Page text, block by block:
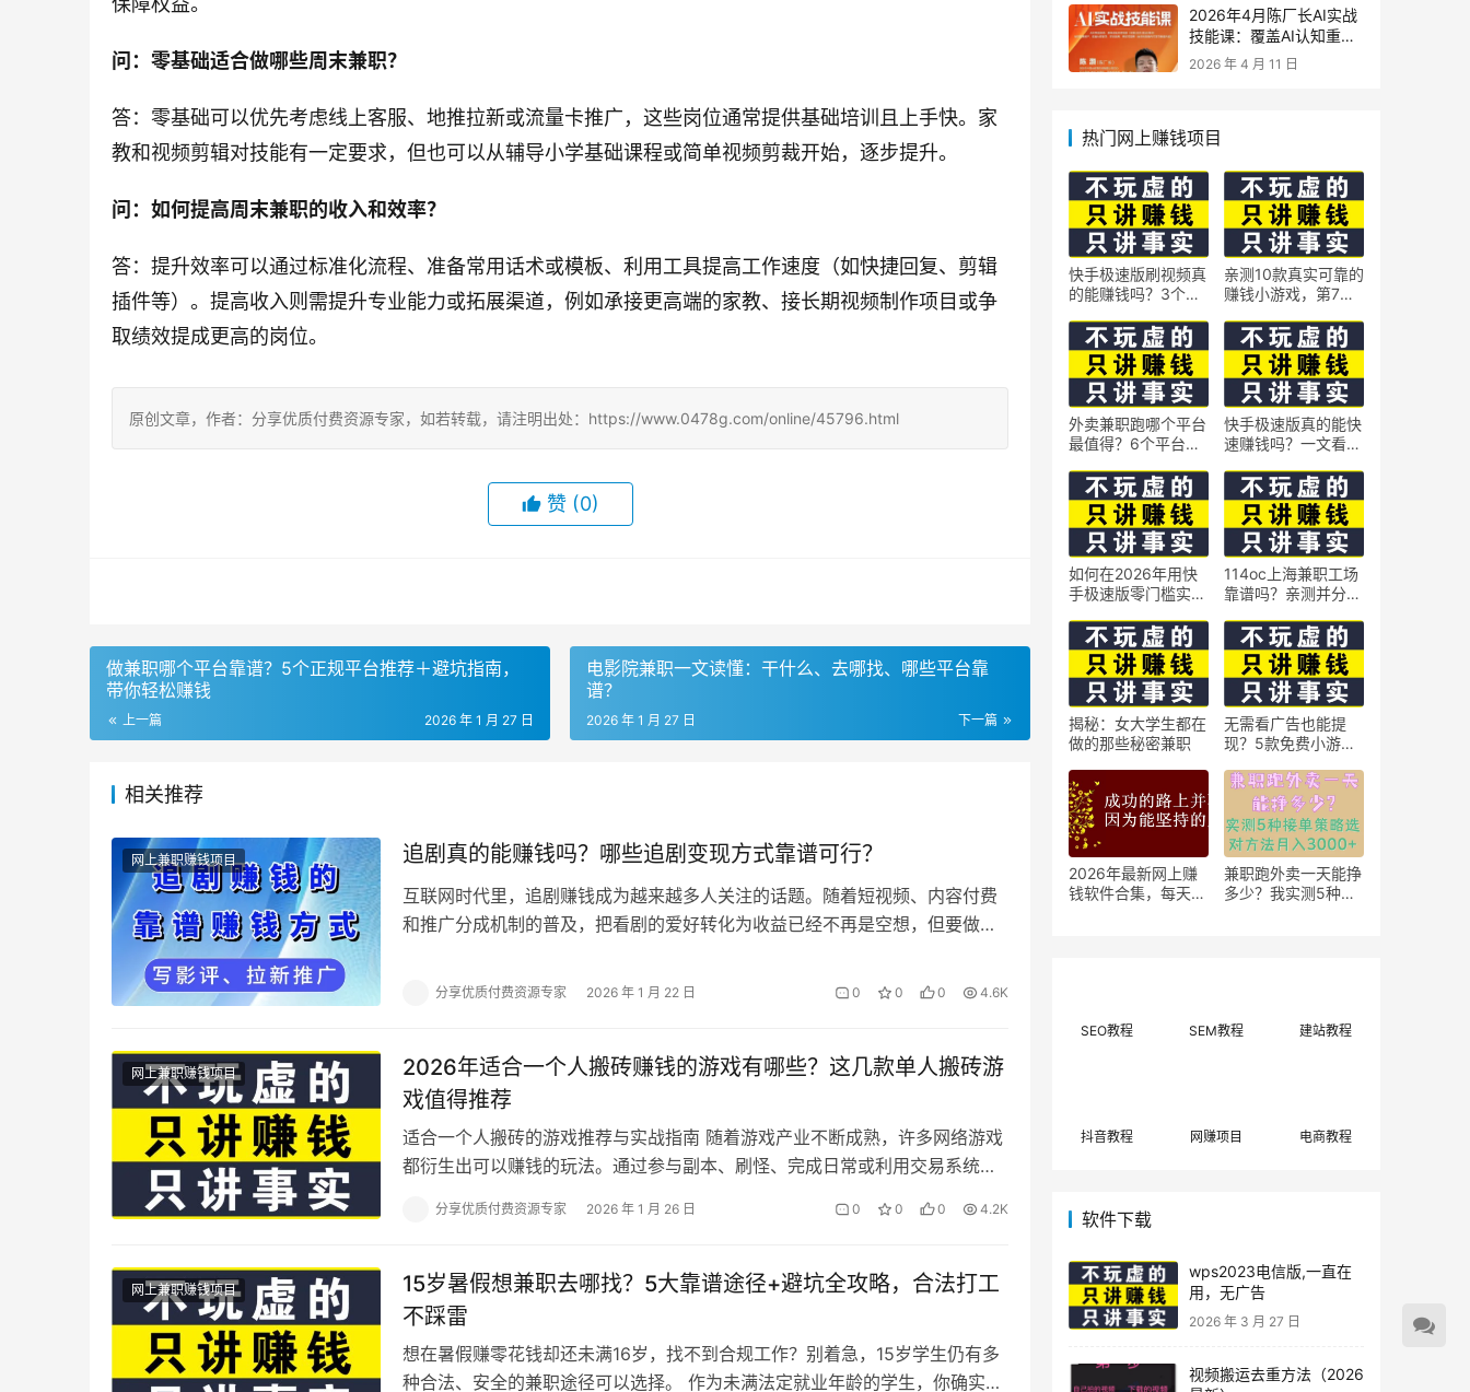
问：零基础适合做哪些周末兼职？
答：零基础可以优先考虑线上客服、地推拉新或流量卡推广，这些岗位通常提供基础培训且上手快。家
教和视频剪辑对技能有一定要求，但也可以从辅导小学基础课程或简单视频剪裁开始，逐步提升。
问：如何提高周末兼职的收入和效率？
答：提升效率可以通过标准化流程、准备常用话术或模板、利用工具提高工作速度（如快捷回复、剪辑
插件等）。提高收入则需提升专业能力或拓展渠道，例如承接更高端的家教、接长期视频制作项目或争
取绩效提成更高的岗位。
原创文章，作者：分享优质付费资源专家，如若转载，请注明出处：https://www.0478g.com/online/45796.html
赞 (0)
做兼职哪个平台靠谱？5个正规平台推荐＋避坑指南，
带你轻松赚钱
上一篇 2026 年 1 月 27 日
电影院兼职一文读懂：干什么、去哪找、哪些平台靠
谱？
下一篇
2026 年 1 月 27 日
相关推荐
网上兼职赚钱项目 追剧真的能赚钱吗？哪些追剧变现方式靠谱可行？
互联网时代里，追剧赚钱成为越来越多人关注的话题。随着短视频、内容付费
和推广分成机制的普及，把看剧的爱好转化为收益已经不再是空想，但要做到
分享优质付费资源专家 2026 年 1 月 22 日 0 0 0 4.6K
网上兼职赚钱项目
2026年适合一个人搬砖赚钱的游戏有哪些？这几款单人搬砖游
戏值得推荐
适合一个人搬砖的游戏推荐与实战指南 随着游戏产业不断成熟，许多网络游戏
都衍生出可以赚钱的玩法。通过参与副本、刷怪、完成日常或利用交易系统出
分享优质付费资源专家 2026 年 1 月 26 日 0 0 0 4.2K
网上兼职赚钱项目
15岁暑假想兼职去哪找？5大靠谱途径+避坑全攻略，合法打工
不踩雷
想在暑假赚零花钱却还未满16岁，找不到合规工作？别着急，15岁学生仍有多
种合法、安全的兼职途径可以选择。 作为未满法定就业年龄的学生，你确实不
2026年4月陈厂长AI实战
技能课：覆盖AI认知重
构、智能体与大模型解
2026 年 4 月 11 日
热门网上赚钱项目
快手极速版刷视频真
的能赚钱吗？3个隐
亲测10款真实可靠的
赚钱小游戏，第7款
外卖兼职跑哪个平台
最值得？6个平台实
快手极速版真的能快
速赚钱吗？一文看懂
如何在2026年用快
手极速版零门槛实现
技巧
114oc上海兼职工场
靠谱吗？亲测并分享
揭秘：女大学生都在
做的那些秘密兼职
无需看广告也能提
现？5款免费小游戏
2026年最新网上赚
钱软件合集，每天免
兼职跑外卖一天能挣
多少？我实测5种接
SEO教程 SEM教程 建站教程
抖音教程 网赚项目 电商教程
软件下载
wps2023电信版,一直在
用，无广告
2026 年 3 月 27 日
视频搬运去重方法（2026